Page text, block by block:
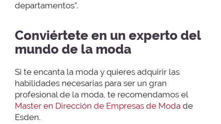
departamentos”.
Conviértete en un experto del
mundo de la moda
Si te encanta la moda y quieres adquirir las
habilidades necesarias para ser un gran
profesional de la moda, te recomendamos el
Master en Dirección de Empresas de Moda de
Esden.